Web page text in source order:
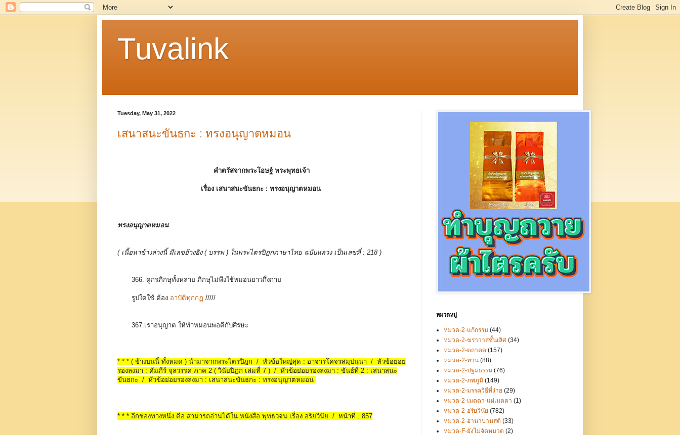
Tuvalink
Tuesday, May 31, 2022
เสนาสนะขันธกะ : ทรงอนุญาตหมอน
คำตรัสจากพระโอษฐ์ พระพุทธเจ้า
เรื่อง เสนาสนะขันธกะ : ทรงอนุญาตหมอน
ทรงอนุญาตหมอน
( เนื้อหาข้างล่างนี้ มีเลขอ้างอิง ( บรรพ ) ในพระไตรปิฎกภาษาไทย ฉบับหลวง เป็นเลขที่ : 218 )
366. ดูกรภิกษุทั้งหลาย ภิกษุไม่พึงใช้หมอนยาวกึ่งกาย
รูปใดใช้ ต้อง อาบัติทุกกฏ /////
367.เราอนุญาต ให้ทำหมอนพอดีกับศีรษะ
* * * ( ข้างบนนี้-ทั้งหมด ) นำมาจากพระไตรปิฎก / หัวข้อใหญ่สุด : อาจารโคจรสมฺปนฺนา / หัวข้อย่อย
รองลงมา : คัมภีร์ จุลวรรค ภาค 2 ( วินัยปิฎก เล่มที่ 7 ) / หัวข้อย่อยรองลงมา : ขันธ์ที่ 2 : เสนาสนะ
ขันธกะ / หัวข้อย่อยรองลงมา : เสนาสนะขันธกะ : ทรงอนุญาตหมอน
* * * อีกช่องทางหนึ่ง คือ สามารถอ่านได้ใน หนังสือ พุทธวจน เรื่อง อริยวินัย / หน้าที่ : 857
หมวดหมู่
หมวด-2-แก้กรรม (44)
หมวด-2-ฆราวาสชั้นเลิศ (34)
หมวด-2-ตถาคต (157)
หมวด-2-ทาน (88)
หมวด-2-ปฐมธรรม (76)
หมวด-2-ภพภูมิ (149)
หมวด-2-มรรควิธีที่ง่าย (29)
หมวด-2-เมตตา-แผ่เมตตา (1)
หมวด-2-อริยวินัย (782)
หมวด-2-อานาปานสติ (33)
หมวด-F-ยังไม่จัดหมวด (2)